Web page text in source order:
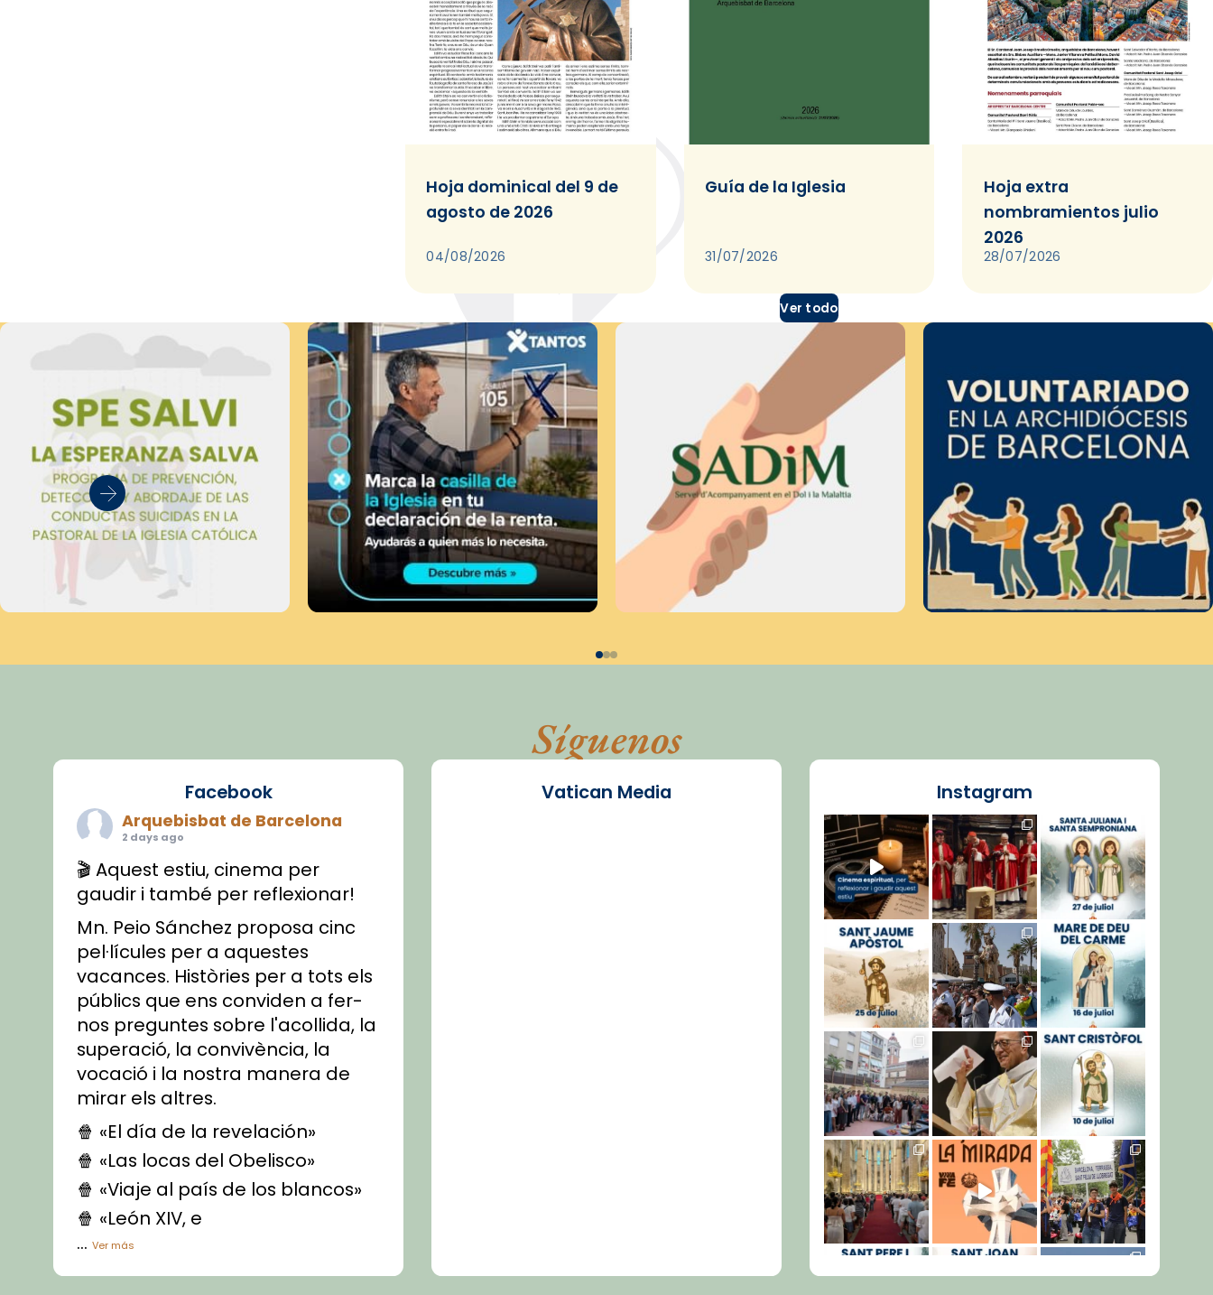
Hoja dominical del 9 de
agosto de 2026
04/08/2026
Guía de la Iglesia
31/07/2026
Hoja extra
nombramientos julio
2026
28/07/2026
Ver todo
Síguenos
Facebook
Arquebisbat de Barcelona
2 days ago
🎬 Aquest estiu, cinema per
gaudir i també per reflexionar!
Mn. Peio Sánchez proposa cinc
pel·lícules per a aquestes
vacances. Històries per a tots els
públics que ens conviden a fer-
nos preguntes sobre l'acollida, la
superació, la convivència, la
vocació i la nostra manera de
mirar els altres.
🍿 «El día de la revelación»
🍿 «Las locas del Obelisco»
🍿 «Viaje al país de los blancos»
🍿 «León XIV, e
...Ver más
Vídeo
Vatican Media Instagram